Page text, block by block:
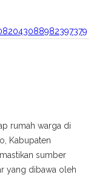
rumah warga di
Kabupaten
sumber
yang dibawa oleh